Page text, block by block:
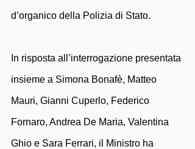
d’organico della Polizia di Stato.
In risposta all’interrogazione presentata
insieme a Simona Bonafè, Matteo
Mauri, Gianni Cuperlo, Federico
Fornaro, Andrea De Maria, Valentina
Ghio e Sara Ferrari, il Ministro ha